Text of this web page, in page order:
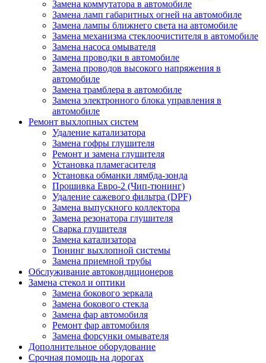
Замена коммутатора в автомобиле
Замена ламп габаритных огней на автомобиле
Замена лампы ближнего света на автомобиле
Замена механизма стеклоочистителя в автомобиле
Замена насоса омывателя
Замена проводки в автомобиле
Замена проводов высокого напряжения в
автомобиле
Замена трамблера в автомобиле
Замена электронного блока управления в
автомобиле
Ремонт выхлопных систем
Удаление катализатора
Замена гофры глушителя
Ремонт и замена глушителя
Установка пламегасителя
Установка обманки лямбда-зонда
Прошивка Евро-2 (Чип-тюнинг)
Удаление сажевого фильтра (DPF)
Замена выпускного коллектора
Замена резонатора глушителя
Сварка глушителя
Замена катализатора
Тюнинг выхлопной системы
Замена приемной трубы
Обслуживание автокондиционеров
Замена стекол и оптики
Замена бокового зеркала
Замена бокового стекла
Замена фар автомобиля
Ремонт фар автомобиля
Замена форсунки омывателя
Дополнительное оборудование
Срочная помощь на дорогах